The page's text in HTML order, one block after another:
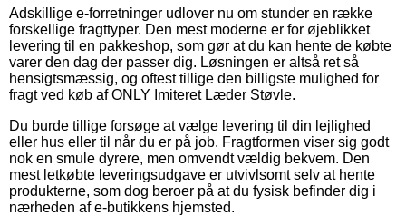
Adskillige e-forretninger udlover nu om stunder en række
forskellige fragttyper. Den mest moderne er for øjeblikket
levering til en pakkeshop, som gør at du kan hente de købte
varer den dag der passer dig. Løsningen er altså ret så
hensigtsmæssig, og oftest tillige den billigste mulighed for
fragt ved køb af ONLY Imiteret Læder Støvle.
Du burde tillige forsøge at vælge levering til din lejlighed
eller hus eller til når du er på job. Fragtformen viser sig godt
nok en smule dyrere, men omvendt vældig bekvem. Den
mest letkøbte leveringsudgave er utvivlsomt selv at hente
produkterne, som dog beroer på at du fysisk befinder dig i
nærheden af e-butikkens hjemsted.